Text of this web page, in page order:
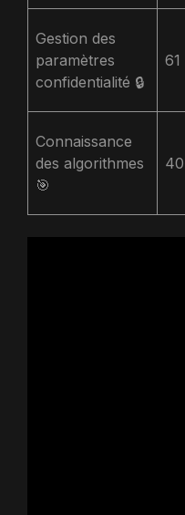
Gestion des
paramètres
confidentialité 🔒
61
Connaissance
des algorithmes
🎯